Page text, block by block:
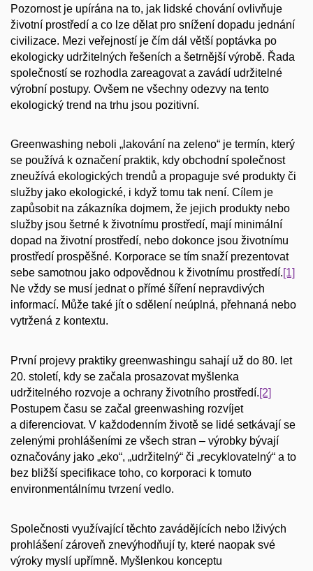
Pozornost je upírána na to, jak lidské chování ovlivňuje
životní prostředí a co lze dělat pro snížení dopadu jednání
civilizace. Mezi veřejností je čím dál větší poptávka po
ekologicky udržitelných řešeních a šetrnější výrobě. Řada
společností se rozhodla zareagovat a zavádí udržitelné
výrobní postupy. Ovšem ne všechny odezvy na tento
ekologický trend na trhu jsou pozitivní.
Greenwashing neboli „lakování na zeleno“ je termín, který
se používá k označení praktik, kdy obchodní společnost
zneužívá ekologických trendů a propaguje své produkty či
služby jako ekologické, i když tomu tak není. Cílem je
zapůsobit na zákazníka dojmem, že jejich produkty nebo
služby jsou šetrné k životnímu prostředí, mají minimální
dopad na životní prostředí, nebo dokonce jsou životnímu
prostředí prospěšné. Korporace se tím snaží prezentovat
sebe samotnou jako odpovědnou k životnímu prostředí.[1]
Ne vždy se musí jednat o přímé šíření nepravdivých
informací. Může také jít o sdělení neúplná, přehnaná nebo
vytržená z kontextu.
První projevy praktiky greenwashingu sahají už do 80. let
20. století, kdy se začala prosazovat myšlenka
udržitelného rozvoje a ochrany životního prostředí.[2]
Postupem času se začal greenwashing rozvíjet
a diferenciovat. V každodenním životě se lidé setkávají se
zelenými prohlášeními ze všech stran – výrobky bývají
označovány jako „eko“, „udržitelný“ či „recyklovatelný“ a to
bez bližší specifikace toho, co korporaci k tomuto
environmentálnímu tvrzení vedlo.
Společnosti využívající těchto zavádějících nebo lživých
prohlášení zároveň znevýhodňují ty, které naopak své
výroky myslí upřímně. Myšlenkou konceptu